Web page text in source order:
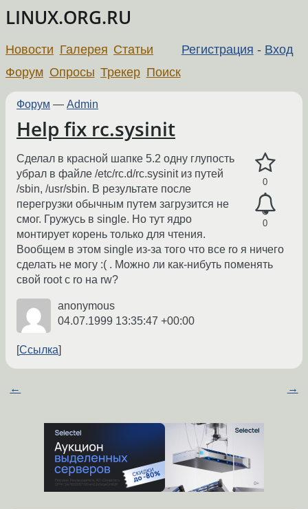
LINUX.ORG.RU
Регистрация - Вход
Новости Галерея Статьи
Форум Опросы Трекер Поиск
Форум — Admin
Help fix rc.sysinit
0
0
Сделал в красной шапке 5.2 одну глупость
убрал в файле /etc/rc.d/rc.sysinit из путей
/sbin, /usr/sbin. В результате после
перегрузки обычным путем загрузится не
смог. Гружусь в single. Но тут ядро
монтирует корень только для чтения.
Вообщем в этом single из-за того что все ro я ничего
сделать не могу :( . Можно ли как-нибуть поменять
свой root c ro на rw?
anonymous
04.07.1999 13:35:47 +00:00
Ссылка
← →